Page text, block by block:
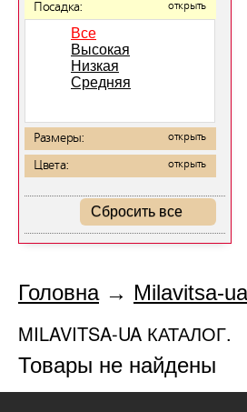
Посадка: открыть
Все
Высокая
Низкая
Средняя
Размеры: открыть
Цвета: открыть
Сбросить все
Головна→ Milavitsa-
MILAVITSA-UA КАТАЛОГ.
Товары не найдены